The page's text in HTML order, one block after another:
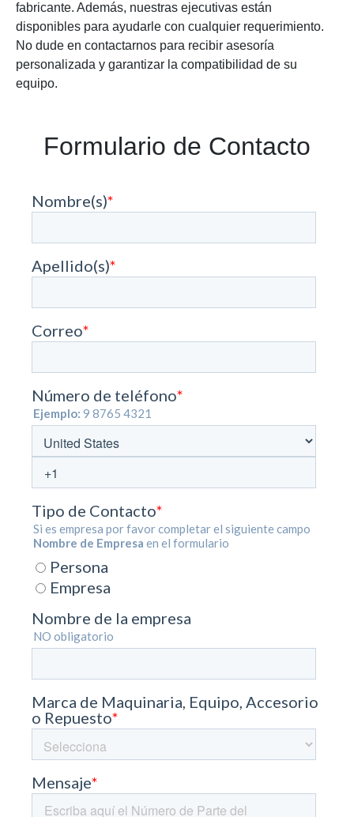
fabricante. Además, nuestras ejecutivas están
disponibles para ayudarle con cualquier requerimiento.
No dude en contactarnos para recibir asesoría
personalizada y garantizar la compatibilidad de su
equipo.
Formulario de Contacto